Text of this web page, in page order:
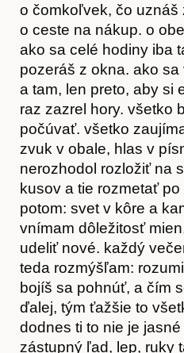
o čomkoľvek, čo uznáš
o ceste na nákup. o
ako sa celé hodiny iba
pozeráš z okna. ako
a tam, len preto, aby si
raz zazrel hory. všetko
počúvať. všetko
zvuk v obale, hlas v
nerozhodol rozložiť na
kusov a tie rozmetať
potom: svet v kôre a
vnímam dôležitosť
udeliť nové. každý
teda rozmýšľam:
bojíš sa pohnúť, a čím
ďalej, tým ťažšie to
dodnes ti to nie je jasné
zástupný ľad, lep, ruky